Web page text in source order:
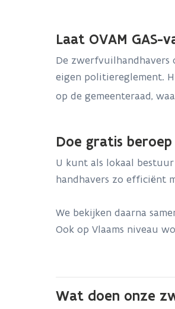
Laat OVAM
De zwerfvuilhandhavers
eigen politiereglement.
op de gemeenteraad,
Doe gratis
U kunt als lokaal
handhavers zo efficiënt
We bekijken daarna
Ook op Vlaams niveau
Wat doen onze